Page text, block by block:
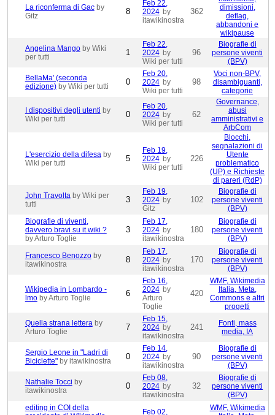
La riconferma di Gac by
Gitz
8
Feb 22,
2024 by
itawikinostra
362
dimissioni,
deflag,
abbandoni e
wikipause
Angelina Mango by Wiki
per tutti
1
Feb 22,
2024 by
Wiki per tutti
96
Biografie di
persone viventi
(BPV)
BellaMa' (seconda
edizione) by Wiki per tutti 0
Feb 20,
2024 by
Wiki per tutti
98
Voci non-BPV,
disambiguanti,
categorie
I dispositivi degli utenti by
Wiki per tutti
0
Feb 20,
2024 by
Wiki per tutti
62
Governance,
abusi
amministrativi e
ArbCom
L'esercizio della difesa by
Wiki per tutti
5
Feb 19,
2024 by
Wiki per tutti
226
Blocchi,
segnalazioni di
Utente
problematico
(UP) e Richieste
di pareri (RdP)
John Travolta by Wiki per
tutti
3
Feb 19,
2024 by
Gitz
102
Biografie di
persone viventi
(BPV)
Biografie di viventi,
davvero bravi su it.wiki ?
by Arturo Toglie
3
Feb 17,
2024 by
itawikinostra
180
Biografie di
persone viventi
(BPV)
Francesco Benozzo by
itawikinostra
8
Feb 17,
2024 by
itawikinostra
170
Biografie di
persone viventi
(BPV)
Wikipedia in Lombardo -
lmo by Arturo Toglie 6
Feb 16,
2024 by
Arturo
Toglie
420
WMF, Wikimedia
Italia, Meta,
Commons e altri
progetti
Quella strana lettera by
Arturo Toglie
7
Feb 15,
2024 by
itawikinostra
241
Fonti, mass
media, IA
Sergio Leone in "Ladri di
Biciclette" by itawikinostra 0
Feb 14,
2024 by
itawikinostra
90
Biografie di
persone viventi
(BPV)
Nathalie Tocci by
itawikinostra
0
Feb 08,
2024 by
itawikinostra
32
Biografie di
persone viventi
(BPV)
editing in COI della
Feb 02,
WMF, Wikimedia